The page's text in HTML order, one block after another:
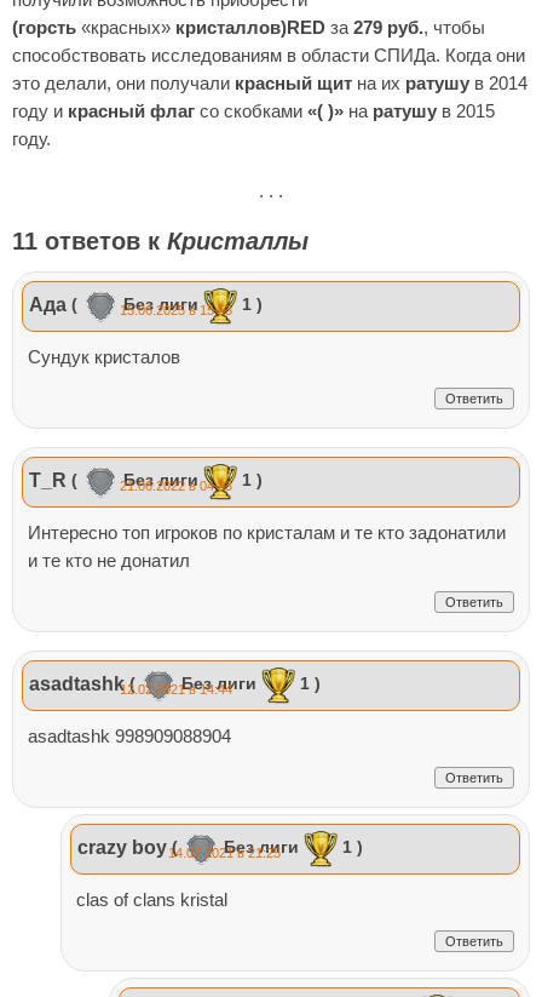
(горсть «красных» кристаллов)RED за 279 руб., чтобы
способствовать исследованиям в области СПИДа. Когда они
это делали, они получали красный щит на их ратушу в 2014
году и красный флаг со скобками «( )» на ратушу в 2015
году.
. . .
11 ответов к Кристаллы
Ада ( Без лиги 1 )
15.06.2025 в 15:53
Сундук кристалов
Ответить
T_R ( Без лиги 1 )
21.06.2022 в 04:33
Интересно топ игроков по кристалам и те кто задонатили
и те кто не донатил
Ответить
asadtashk ( Без лиги 1 )
12.02.2021 в 14:44
asadtashk 998909088904
Ответить
crazy boy ( Без лиги 1 )
14.07.2021 в 21:25
clas of clans kristal
Ответить